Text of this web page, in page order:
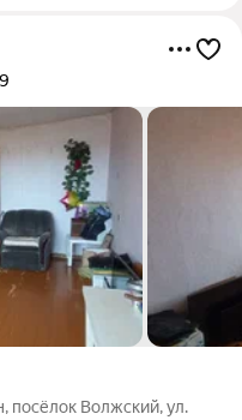
посёлок Волжский, ул.